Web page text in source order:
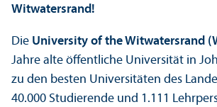
Witwatersrand!
Die University of the Witwatersrand
Jahre alte öffentliche Universität in
zu den besten Universitäten des
40.000 Studierende und 1.111